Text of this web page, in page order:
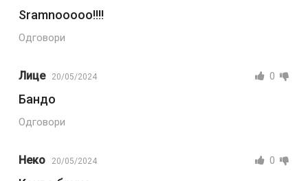
Sramnooooo!!!!
Одговори
Лице 20/05/2024 0
Бандо
Одговори
Неко 20/05/2024 0